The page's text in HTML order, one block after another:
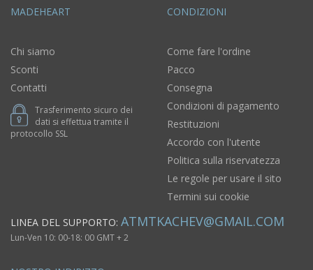
MADEHEART
Chi siamo
Sconti
Contatti
Trasferimento sicuro dei
dati si effettua tramite il
protocollo SSL
CONDIZIONI
Come fare l'ordine
Pacco
Consegna
Condizioni di pagamento
Restituzioni
Accordo con l'utente
Politica sulla riservatezza
Le regole per usare il sito
Termini sui cookie
LINEA DEL SUPPORTO: ATMTKACHEV@GMAIL.COM
Lun-Ven 10: 00-18: 00 GMT + 2